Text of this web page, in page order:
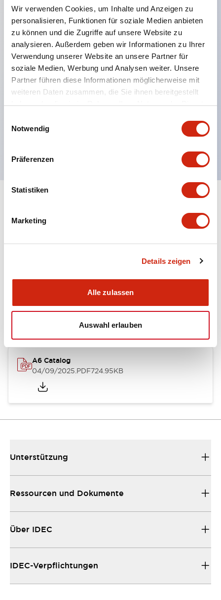
Wir verwenden Cookies, um Inhalte und Anzeigen zu
personalisieren, Funktionen für soziale Medien anbieten
zu können und die Zugriffe auf unsere Website zu
analysieren. Außerdem geben wir Informationen zu Ihrer
Verwendung unserer Website an unsere Partner für
soziale Medien, Werbung und Analysen weiter. Unsere
Partner führen diese Informationen möglicherweise mit
weiteren Daten zusammen, die Sie ihnen bereitgestellt
haben oder die sie im Rahmen Ihrer Nutzung der Dienste
Notwendig
Präferenzen
Statistiken
Marketing
Details zeigen
Alle zulassen
Auswahl erlauben
von der Konsumelektronik bis zum FA-Bereich
LED-Beleuchtungseinheit mit integriertem
strombegrenzendem Widerstand und Diode im
LED-Lampenkörper
Schutzarten IP40 und IP65 vollständig verfügbar
(IEC 60529)
UL- und CSA-zertifiziert. Entspricht EN (Europa)
Mit speziellem Zubehör leicht auf Φ22 Flash-
Other Specifications
Kataloge & Broschüren
A6 Catalog
04/09/2025.PDF724.95KB
Unterstützung
Ressourcen und Dokumente
Über IDEC
IDEC-Verpflichtungen